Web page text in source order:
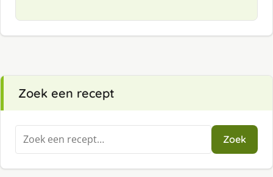
Zoek een recept
Zoeken
naar:
Zoek